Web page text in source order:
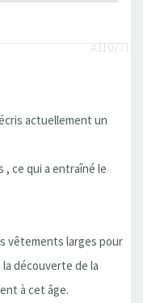
#310771
actuellement un
, ce qui a entraîné le
vêtements larges pour
découverte de la
à cet âge.